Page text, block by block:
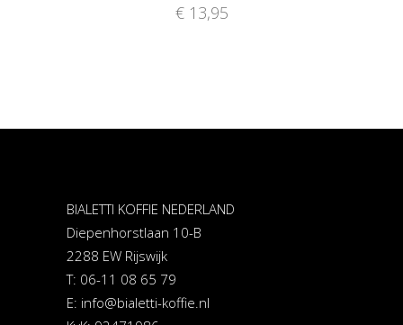
€13,95
BIALETTI KOFFIE NEDERLAND
Diepenhorstlaan 10-B
2288 EW Rijswijk
T: 06-11 08 65 79
E: info@bialetti-koffie.nl